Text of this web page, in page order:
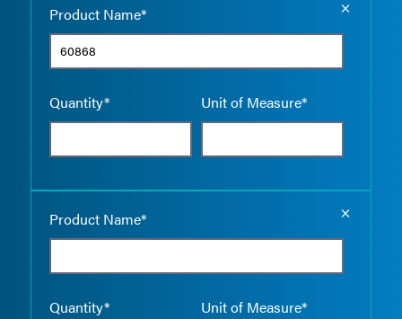
Product Name*
Quantity* Unit of Measure*
Product Name*
Quantity* Unit of Measure*